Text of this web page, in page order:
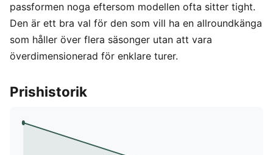
passformen noga eftersom modellen ofta sitter tight.
Den är ett bra val för den som vill ha en allroundkänga
som håller över flera säsonger utan att vara
överdimensionerad för enklare turer.
Prishistorik